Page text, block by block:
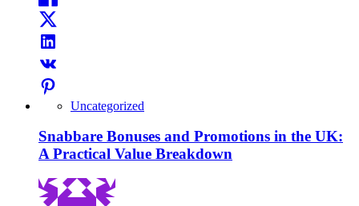
Uncategorized
Snabbare Bonuses and Promotions in the UK:
A Practical Value Breakdown